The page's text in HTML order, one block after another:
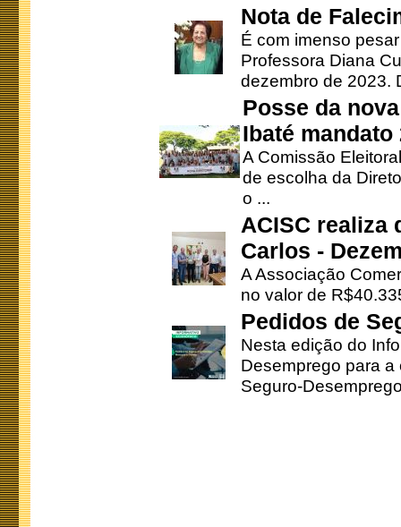
Nota de
É com imenso
Professora Diana
dezembro de 2023.
Posse da
Ibaté mandato
A Comissão
de escolha da
o ...
ACISC realiza
Carlos -
A Associação
no valor de
Pedidos de
Nesta edição do
Desemprego para
Seguro-